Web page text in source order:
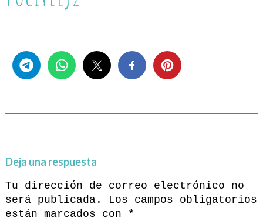
Deja una respuesta
Tu dirección de correo electrónico no
será publicada.
Los campos obligatorios
están marcados con
*